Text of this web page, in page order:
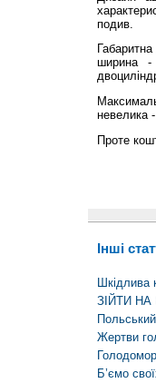
подив.
ширина
невелика
Проте
Інші
Шкідлива
ЗІЙТИ
Жертви
Б’ємо